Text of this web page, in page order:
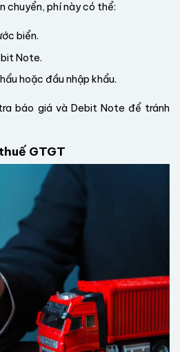
chuyển, phí này có thể:
biển.
Note.
hoặc đầu nhập khẩu.
báo giá và Debit Note để tránh
GTGT